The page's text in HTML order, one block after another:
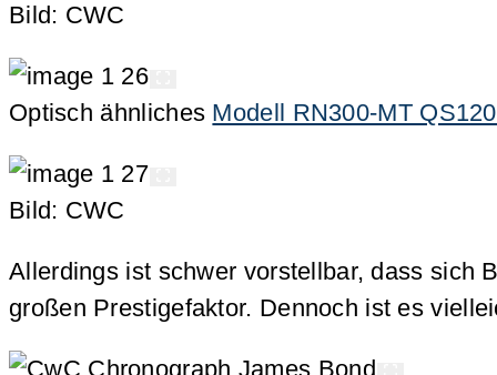
Bild: CWC
Optisch ähnliches Modell RN300-MT
Bild: CWC
Allerdings ist schwer vorstellbar, dass sich
großen Prestigefaktor. Dennoch ist es